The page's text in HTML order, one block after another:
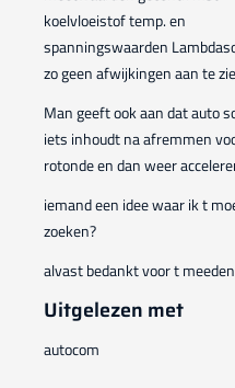
koelvloeistof temp. en
spanningswaarden
zo geen afwijkingen aan te
Man geeft ook aan dat auto
iets inhoudt na afremmen
rotonde en dan weer
iemand een idee waar ik t
zoeken?
alvast bedankt voor t
Uitgelezen met
autocom